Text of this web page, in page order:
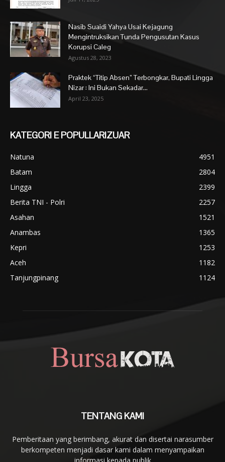
Nasib Suaidi Yahya Usai Kejagung
Mengintruksikan Tunda Pengusutan Kasus
Korupsi Caleg
Agustus 28, 2023
Praktek “Titip Absen” Terbongkar, Bupati Lingga
Nizar : Ini Bukan Sekadar...
April 23, 2025
KATEGORI E POPULLARIZUAR
Natuna
4951
Batam
2804
Lingga
2399
Berita TNI - Polri
2257
Asahan
1521
Anambas
1365
Kepri
1253
Aceh
1182
Tanjungpinang
1124
TENTANG KAMI
Pemberitaan yang berimbang, akurat dan disertai narasumber
berkompeten menjadi dasar kami dalam menyampaikan
informasi kepada publik